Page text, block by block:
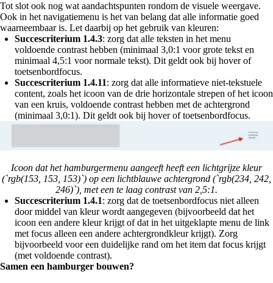
Tot slot ook nog wat aandachtspunten rondom de visuele weergave.
Ook in het navigatiemenu is het van belang dat alle informatie goed
waarneembaar is. Let daarbij op het gebruik van kleuren:
Succescriterium 1.4.3: zorg dat alle teksten in het menu
voldoende contrast hebben (minimaal 3,0:1 voor grote tekst en
minimaal 4,5:1 voor normale tekst). Dit geldt ook bij hover of
toetsenbordfocus.
Succescriterium 1.4.11: zorg dat alle informatieve niet-tekstuele
content, zoals het icoon van de drie horizontale strepen of het icoon
van een kruis, voldoende contrast hebben met de achtergrond
(minimaal 3,0:1). Dit geldt ook bij hover of toetsenbordfocus.
Icoon dat het hamburgermenu aangeeft heeft een lichtgrijze kleur
(`rgb(153, 153, 153)`) op een lichtblauwe achtergrond (`rgb(234, 242,
246)`), met een te laag contrast van 2,5:1.
Succescriterium 1.4.1: zorg dat de toetsenbordfocus niet alleen
door middel van kleur wordt aangegeven (bijvoorbeeld dat het
icoon een andere kleur krijgt of dat in het uitgeklapte menu de link
met focus alleen een andere achtergrondkleur krijgt). Zorg
bijvoorbeeld voor een duidelijke rand om het item dat focus krijgt
(met voldoende contrast).
Samen een hamburger bouwen?